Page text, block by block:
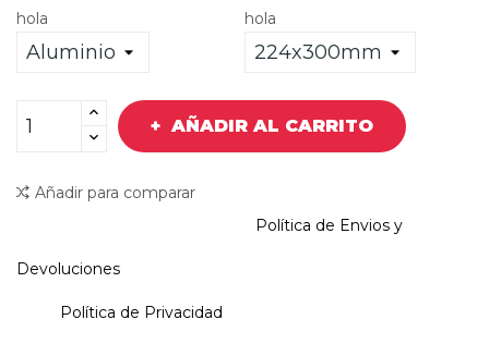
hola hola
AÑADIR AL CARRITO
Añadir para comparar
Política de Envios y
Devoluciones
Política de Privacidad